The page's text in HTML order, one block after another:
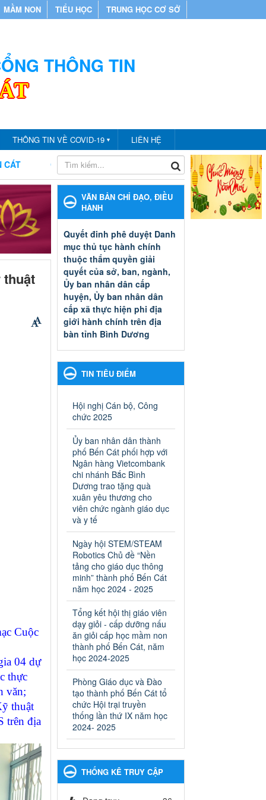
MẦM NON TIỂU HỌC TRUNG HỌC CƠ SỞ
THÔNG TIN
THÔNG TIN VỀ COVID-19 ▼ LIÊN HỆ
CHÀO MỪNG BẠN ĐẾN VỚI CỔNG THÔNG TIN PHÒNG GIÁO
thuật
Cuộc
04 dự
thực
văn;
thuật
trên địa
VĂN BẢN CHỈ ĐẠO, ĐIỀU
HÀNH
Quyết đinh phê duyệt Danh
mục thủ tục hành chính
thuộc thẩm quyền giải
quyết của sở, ban, ngành,
Ủy ban nhân dân cấp
huyện, Ủy ban nhân dân
cấp xã thực hiện phi địa
giới hành chính trên địa
bàn tỉnh Bình Dương
thẩm quyền giải quyết của sở,
ban, ngành, Ủy ban nhân dân
cấp xã thực hiện phi địa giới
hành chính trên địa bàn tỉnh
Ngày ban hành: 13/03/2025
Kế hoạch Phổ biến, giáo
dục pháp luật năm 2025 của
ngành Giáo dục và Đào tạo
thành phố Bến Cát
Kế hoạch Phổ biến, giáo dục
pháp luật năm 2025 của
ngành Giáo dục và Đào tạo
thành phố Bến Cát
Ngày ban hành: 28/02/2025
Quyết định công bố thủ tục
hành chính bị bãi bỏ trong
lĩnh vực giáo dục đào tạo
thuộc hệ giáo dục quốc
dân và cơ sở giáo dục khác
thuộc thẩm quyền giải
quyết của Sở Giáo dục và
Đào tạo, Ủy ban nhân dân
cấp huyện
Quyết định công bố thủ tục
hành chính bị bãi bỏ trong lĩnh
vực giáo dục đào tạo thuộc hệ
giáo dục quốc dân và cơ sở
giáo dục khác thuộc thẩm
quyền giải quyết của Sở Giáo
dục và Đào tạo, Ủy ban nhân
dân cấp huyện
TIN TIÊU ĐIỂM
Hội nghị Cán bộ, Công
chức 2025
Ủy ban nhân dân thành
phố Bến Cát phối hợp với
Ngân hàng Vietcombank
chi nhánh Bắc Bình
Dương trao tặng quà
xuân yêu thương cho
viên chức ngành giáo dục
và y tế
Ngày hội STEM/STEAM
Robotics Chủ đề “Nền
tảng cho giáo dục thông
minh” thành phố Bến Cát
năm học 2024 - 2025
Tổng kết hội thị giáo viên
dạy giỏi - cấp dưỡng nấu
ăn giỏi cấp học mầm non
thành phố Bến Cát, năm
học 2024-2025
Phòng Giáo dục và Đào
tạo thành phố Bến Cát tổ
chức Hội trại truyền
thống lần thứ IX năm học
2024- 2025
THỐNG KÊ TRUY CẬP